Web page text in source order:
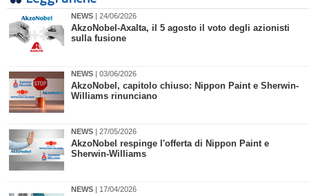
NEWS | 24/06/2026
AkzoNobel-Axalta, il 5 agosto il voto degli azionisti
sulla fusione
NEWS | 03/06/2026
​AkzoNobel, capitolo chiuso: Nippon Paint e Sherwin-
Williams rinunciano
NEWS | 27/05/2026
AkzoNobel respinge l'offerta di Nippon Paint e
Sherwin-Williams
NEWS | 17/04/2026